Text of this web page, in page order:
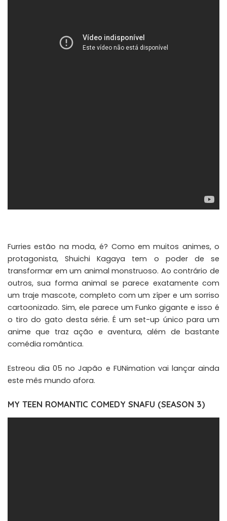
Furries estão na moda, é? Como em muitos animes, o
protagonista, Shuichi Kagaya tem o poder de se
transformar em um animal monstruoso. Ao contrário de
outros, sua forma animal se parece exatamente com
um traje mascote, completo com um zíper e um sorriso
cartoonizado. Sim, ele parece um Funko gigante e isso é
o tiro do gato desta série. É um set-up único para um
anime que traz ação e aventura, além de bastante
comédia romântica.
Estreou dia 05 no Japão e FUNimation vai lançar ainda
este mês mundo afora.
MY TEEN ROMANTIC COMEDY SNAFU (SEASON 3)